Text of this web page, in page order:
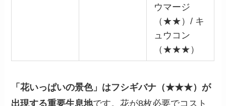
ウマージ
（★★）/ キ
ュウコン
（★★★）
「花いっぱいの景色」はフシギバナ（★★★）が
出現する重要生息地です。花が8枚必要でコスト